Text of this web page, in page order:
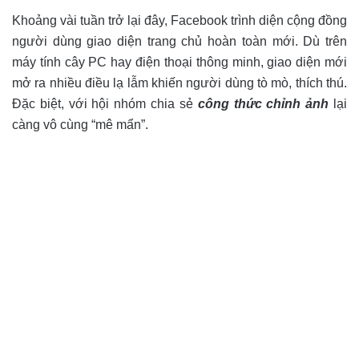
Khoảng vài tuần trở lại đây, Facebook trình diện cộng đồng
người dùng giao diện trang chủ hoàn toàn mới. Dù trên
máy tính cây PC hay điện thoại thông minh, giao diện mới
mở ra nhiều điều lạ lẫm khiến người dùng tò mò, thích thú.
Đặc biệt, với hội nhóm chia sẻ công thức chỉnh ảnh lại
càng vô cùng “mê mẩn”.